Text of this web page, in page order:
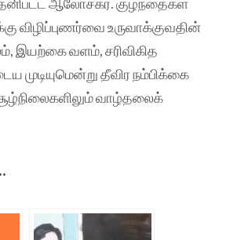
விழிப்புணர்வை உருவாக்குவதின்
இயற்கை வளம், சரிவிகித
முடியுமென்று தீவிர நம்பிக்கை
வாழ்தலைக்